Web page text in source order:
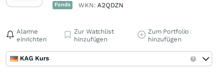
Fonds WKN:A2QDZN
Alarme
einrichten
Zur Watchlist
hinzufügen
Zum Portfolio
hinzufügen
KAG Kurs